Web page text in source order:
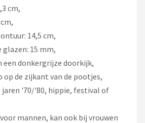
cm,
14,5 cm,
glazen: 15 mm,
een donkergrijze doorkijk,
op de zijkant van de pootjes,
jaren '70/'80, hippie, festival of
mannen, kan ook bij vrouwen